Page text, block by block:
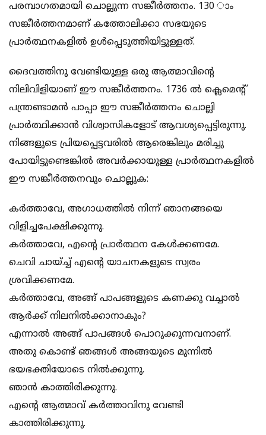
പരമ്പാഗതമായി ചൊല്ലുന്ന സങ്കീര്‍ത്തനം. 130 ാം
സങ്കീര്‍ത്തനമാണ് കത്തോലിക്കാ സഭയുടെ
പ്രാര്‍ത്ഥനകളില്‍ ഉള്‍പ്പെടുത്തിയിട്ടുള്ളത്.
ദൈവത്തിനു വേണ്ടിയുള്ള ഒരു ആത്മാവിന്റെ
നിലിവിളിയാണ് ഈ സങ്കീര്‍ത്തനം. 1736 ല്‍ ക്ലെമെന്റ്
പന്ത്രണ്ടാമന്‍ പാപ്പാ ഈ സങ്കീര്‍ത്തനം ചൊല്ലി
പ്രാര്‍ത്ഥിക്കാന്‍ വിശ്വാസികളോട് ആവശ്യപ്പെട്ടിരുന്നു.
നിങ്ങളുടെ പ്രിയപ്പെട്ടവരില്‍ ആരെങ്കിലും മരിച്ചു
പോയിട്ടുണ്ടെങ്കില്‍ അവര്‍ക്കായുള്ള പ്രാര്‍ത്ഥനകളില്‍
ഈ സങ്കീര്‍ത്തനവും ചൊല്ലുക:
കര്‍ത്താവേ, അഗാധത്തില്‍ നിന്ന് ഞാനങ്ങയെ
വിളിച്ചപേക്ഷിക്കുന്നു.
കര്‍ത്താവേ, എന്റെ പ്രാര്‍ത്ഥന കേള്‍ക്കണമേ.
ചെവി ചായ്ച്ച് എന്റെ യാചനകളുടെ സ്വരം
ശ്രവിക്കണമേ.
കര്‍ത്താവേ, അങ്ങ് പാപങ്ങളുടെ കണക്കു വച്ചാല്‍
ആര്‍ക്ക് നിലനില്‍ക്കാനാകും?
എന്നാല്‍ അങ്ങ് പാപങ്ങള്‍ പൊറുക്കുന്നവനാണ്.
അതു കൊണ്ട് ഞങ്ങള്‍ അങ്ങയുടെ മുന്നില്‍
ഭയഭക്തിയോടെ നില്‍ക്കുന്നു.
ഞാന്‍ കാത്തിരിക്കുന്നു.
എന്റെ ആത്മാവ് കര്‍ത്താവിനു വേണ്ടി
കാത്തിരിക്കുന്നു.